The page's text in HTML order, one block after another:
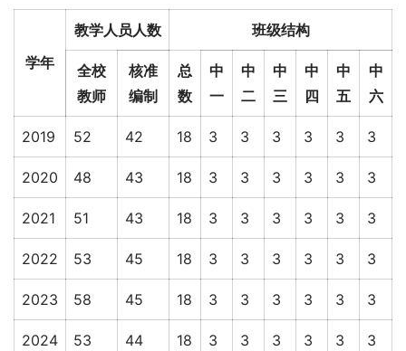
学年
教学人员人数 班级结构
全校
教师
核准
编制
总
数
中
一
中
二
中
三
中
四
中
五
中
六
2019 52 42 18 3 3 3 3 3 3
2020 48 43 18 3 3 3 3 3 3
2021 51 43 18 3 3 3 3 3 3
2022 53 45 18 3 3 3 3 3 3
2023 58 45 18 3 3 3 3 3 3
2024 53 44 18 3 3 3 3 3 3